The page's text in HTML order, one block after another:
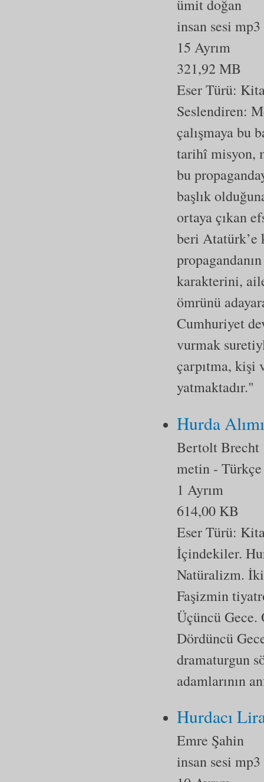
ümit doğan
insan sesi mp3
15 Ayrım
321,92 MB
Eser Türü:
Seslendiren:
çalışmaya bu
tarihî misyon,
bu
başlık
ortaya çıkan
beri Atatürk’e
karakterini,
ömrünü
Cumhuriyet
vurmak
çarpıtma, kişi
yatmaktadır."
Hurda Alımı
Bertolt Brecht
metin - Türkçe
1 Ayrım
614,00 KB
Eser Türü:
İçindekiler.
Natüralizm.
Faşizmin
Üçüncü Gece.
Dördüncü
dramaturgun
adamlarının
Hurdacı
Emre Şahin
insan sesi mp3